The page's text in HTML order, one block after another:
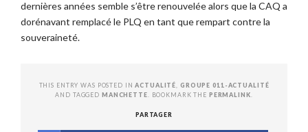
dernières années semble s’être renouvelée alors que la CAQ a
dorénavant remplacé le PLQ en tant que rempart contre la
souveraineté.
THIS ENTRY WAS POSTED INACTUALITÉ
GROUPE 011-ACTUALITÉ
AND TAGGED MANCHETTE . BOOKMARK THE PERMALINK
PARTAGER